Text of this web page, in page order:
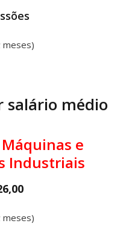
meses)
salário médio
e
Industriais
meses)